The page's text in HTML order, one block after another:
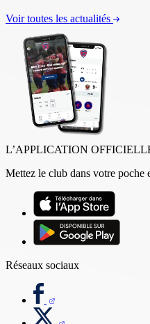
Voir toutes les actualités
L’APPLICATION
Mettez le club dans votre poche
Réseaux sociaux